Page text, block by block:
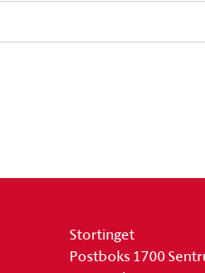
Stortinget
Postboks 1700